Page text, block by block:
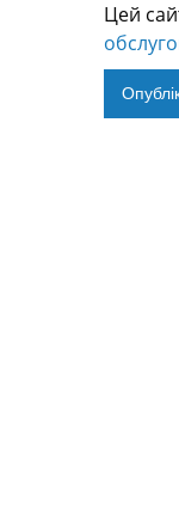
Цей